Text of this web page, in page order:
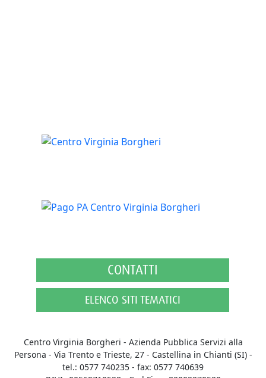
CONTATTI
ELENCO SITI TEMATICI
Centro Virginia Borgheri - Azienda Pubblica Servizi alla
Persona - Via Trento e Trieste, 27- Castellina in Chianti (SI)-
tel.: 0577 740235 - fax: 0577 740639